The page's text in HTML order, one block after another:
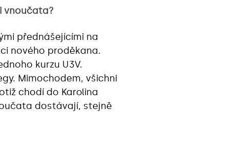
vnoučata?
přednášejícími na
nového proděkana.
kurzu U3V.
Mimochodem, všichni
chodí do Karolina
dostávají, stejně